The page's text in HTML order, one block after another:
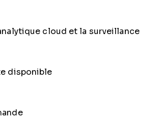
cloud et la surveillance
disponible